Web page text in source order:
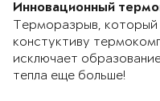
Инновационный
Терморазрыв,
констуктиву
исключает
тепла еще больше!